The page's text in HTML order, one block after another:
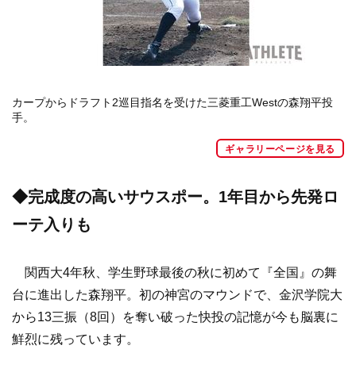
カープからドラフト2巡目指名を受けた三菱重工Westの森翔平投
手。
ギャラリーページを見る
◆完成度の高いサウスポー。1年目から先発ロ
ーテ入りも
関西大4年秋、学生野球最後の秋に初めて『全国』の舞
台に進出した森翔平。初の神宮のマウンドで、金沢学院大
から13三振（8回）を奪い破った快投の記憶が今も脳裏に
鮮烈に残っています。